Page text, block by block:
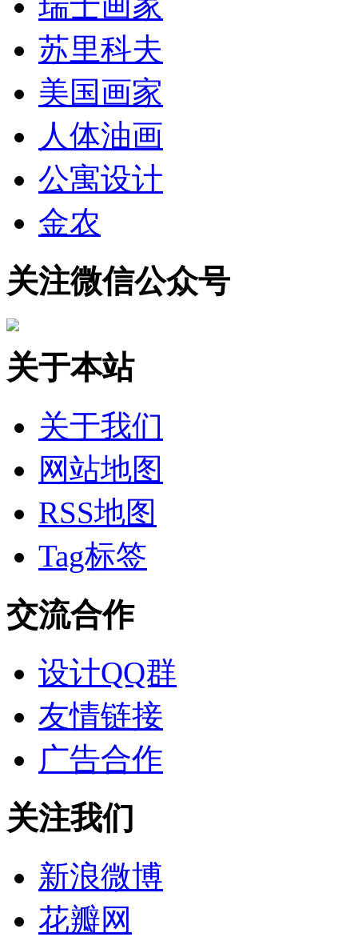
苏里科夫
美国画家
人体油画
公寓设计
金农
关注微信公众号
关于本站
关于我们
网站地图
RSS地图
Tag标签
交流合作
设计QQ群
友情链接
广告合作
关注我们
新浪微博
花瓣网